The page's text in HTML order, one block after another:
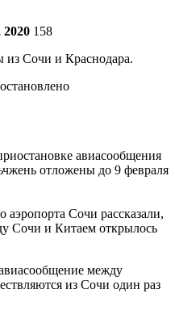
158
из Сочи и Краснодара.
авиасообщения
отложены до 9 февраля
Сочи рассказали,
Сочи и Китаем открылось
между
из Сочи один раз